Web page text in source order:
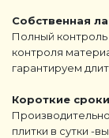
Собственная
Полный контроль
контроля
гарантируем
Короткие
плитки в сутки -